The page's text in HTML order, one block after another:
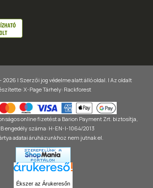
| Szerzői jog védelme alatt álló oldal. | Az oldalt
X-PageTárhely: Rackforest
online fizetést a Barion Payment Zrt. biztosítja,
engedély száma: H-EN-I-1064/2013
adatai áruházunkhoz nem jutnak el.
Ékszer az Árukeresőn